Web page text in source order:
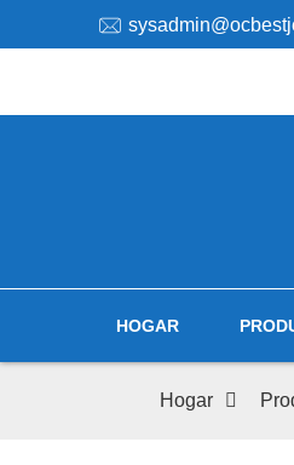
HOGAR
Hogar